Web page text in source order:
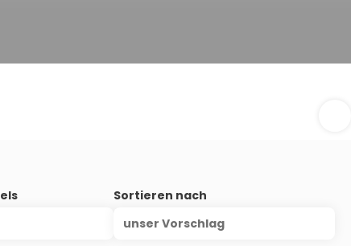
Sortieren nach
unser Vorschlag